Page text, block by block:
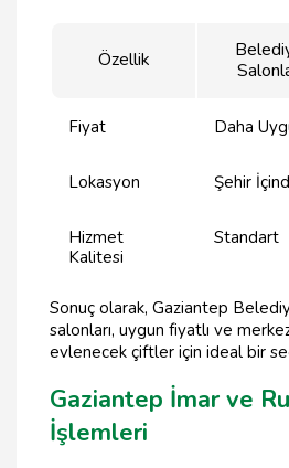
Özellik
Fiyat Daha
Lokasyon Şehir
Hizmet
Kalitesi
Standart
Sonuç olarak, Gaziantep
salonları, uygun fiyatlı ve
evlenecek çiftler için ideal bir
Gaziantep İmar ve
İşlemleri